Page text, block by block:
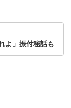
よ」振付秘話も